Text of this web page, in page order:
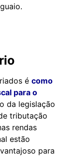
é como
para o
da legislação
tributação
rendas
estão
para